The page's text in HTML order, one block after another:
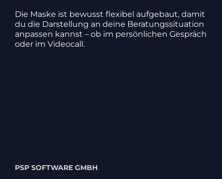
Die Maske ist bewusst flexibel aufge­baut, damit
du die Darstel­lung an deine Bera­tungs­si­tua­tion
anpassen kannst – ob im persön­li­chen Gespräch
oder im Video­call.
PSP SOFTWARE GMBH